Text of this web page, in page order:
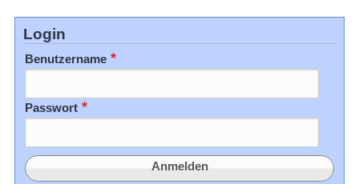
Login
Benutzername
Passwort